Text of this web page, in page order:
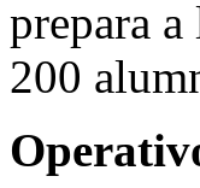
prepara a
200